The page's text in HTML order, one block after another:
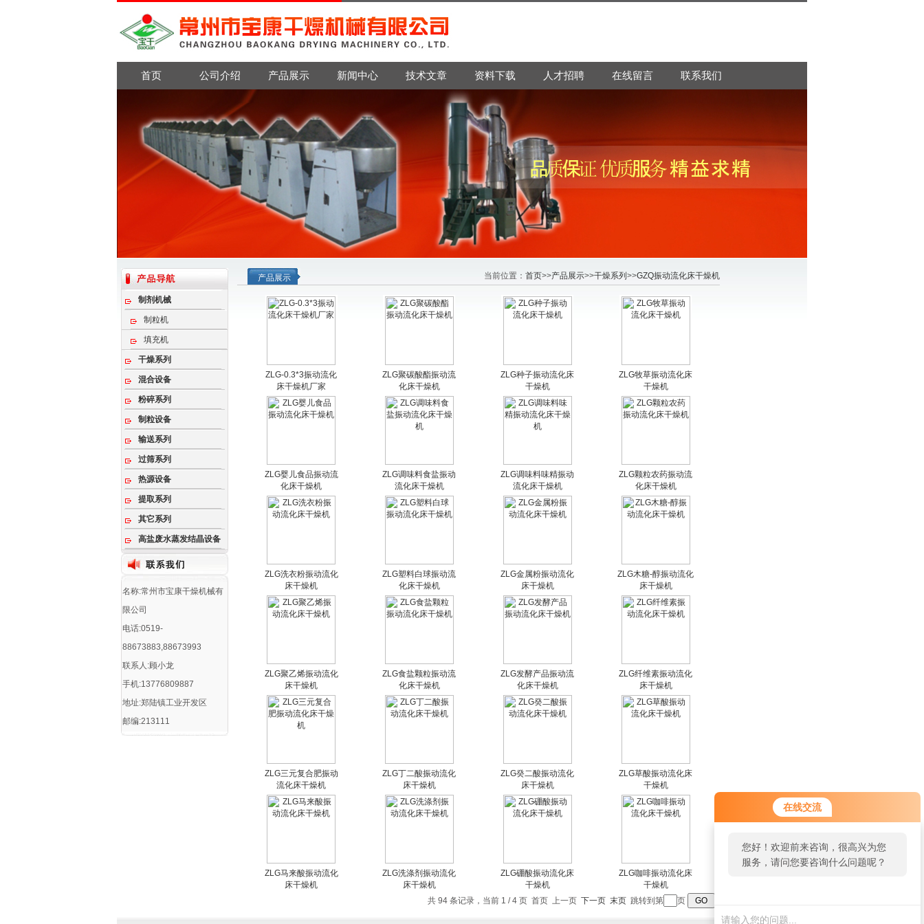
在线交流
您好！欢迎前来咨询，很高兴为您
服务，请问您要咨询什么问题呢？
首页 公司介绍 产品展示 新闻中心 技术文章 资料下载 人才招聘 在线留言 联系我们
制剂机械
制粒机
填充机
干燥系列
混合设备
粉碎系列
制粒设备
输送系列
过筛系列
热源设备
提取系列
其它系列
高盐废水蒸发结晶设备
名称:常州市宝康干燥机械有
限公司
电话:0519-
88673883,88673993
联系人:顾小龙
手机:13776809887
地址:郑陆镇工业开发区
邮编:213111
产品展示 当前位置： 首页>>产品展示>>干燥系列 >>GZQ振动流化床干燥机
ZLG-0.3*3振动流化
床干燥机厂家
ZLG聚碳酸酯振动流
化床干燥机
ZLG种子振动流化床
干燥机
ZLG牧草振动流化床
干燥机
ZLG婴儿食品振动流
化床干燥机
ZLG调味料食盐振动
流化床干燥机
ZLG调味料味精振动
流化床干燥机
ZLG颗粒农药振动流
化床干燥机
ZLG洗衣粉振动流化
床干燥机
ZLG塑料白球振动流
化床干燥机
ZLG金属粉振动流化
床干燥机
ZLG木糖-醇振动流化
床干燥机
ZLG聚乙烯振动流化
床干燥机
ZLG食盐颗粒振动流
化床干燥机
ZLG发酵产品振动流
化床干燥机
ZLG纤维素振动流化
床干燥机
ZLG三元复合肥振动
流化床干燥机
ZLG丁二酸振动流化
床干燥机
ZLG癸二酸振动流化
床干燥机
ZLG草酸振动流化床
干燥机
ZLG马来酸振动流化
床干燥机
ZLG洗涤剂振动流化
床干燥机
ZLG硼酸振动流化床
干燥机
ZLG咖啡振动流化床
干燥机
共 94 条记录，当前 1 / 4 页 首页 上一页 下一页 末页跳转到第 页